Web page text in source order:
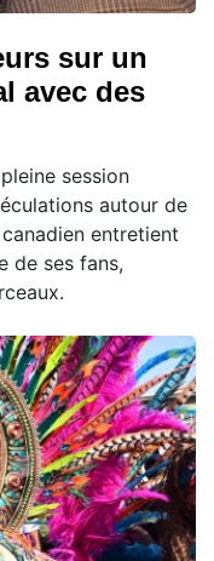
sur un
avec des
session
autour de
entretient
de ses fans,